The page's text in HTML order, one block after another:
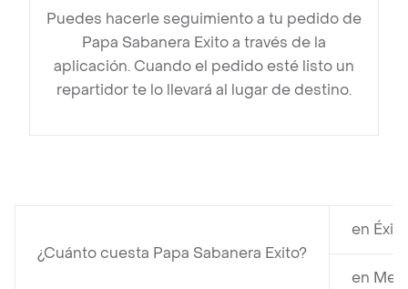
Puedes hacerle seguimiento a tu pedido de
Papa Sabanera Exito a través de la
aplicación. Cuando el pedido esté listo un
repartidor te lo llevará al lugar de destino.
¿Cuánto cuesta Papa Sabanera Exito?
en
en